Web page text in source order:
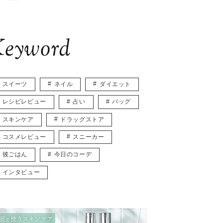
スイーツ ネイル ダイエット
レシピレビュー 占い バッグ
スキンケア ドラッグストア
コスメレビュー スニーカー
彼ごはん 今日のコーデ
インタビュー